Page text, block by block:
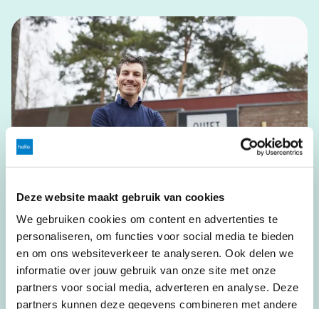
Deze website maakt gebruik van cookies
We gebruiken cookies om content en advertenties te
personaliseren, om functies voor social media te bieden
en om ons websiteverkeer te analyseren. Ook delen we
informatie over jouw gebruik van onze site met onze
partners voor social media, adverteren en analyse. Deze
partners kunnen deze gegevens combineren met andere
Wat zij zeggen
Wij hebben geen IT'er in dienst, maar we moeten wel onze